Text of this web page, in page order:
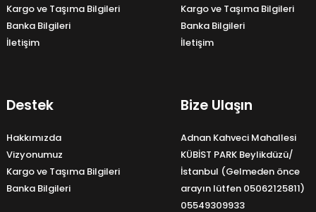
Kargo ve Taşıma Bilgileri
Banka Bilgileri
İletişim
Kargo ve Taşıma Bilgileri
Banka Bilgileri
İletişim
Destek
Hakkımızda
Vizyonumuz
Kargo ve Taşıma Bilgileri
Banka Bilgileri
Bize Ulaşın
Adnan Kahveci Mahallesi
KÜBİST PARK Beylikdüzü/
İstanbul (Gelmeden önce
arayın lütfen 05062125811)
05549309933